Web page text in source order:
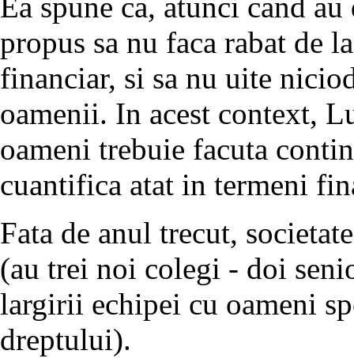
Ea spune ca, atunci cand
propus sa nu faca rabat de
financiar, si sa nu uite
oamenii. In acest context,
oameni trebuie facuta
cuantifica atat in termeni
Fata de anul trecut,
(au trei noi colegi - doi
largirii echipei cu oameni
dreptului).